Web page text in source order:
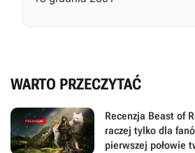
WARTO PRZECZYTAĆ
Recenzja Beast of
raczej tylko dla
pierwszej połowie